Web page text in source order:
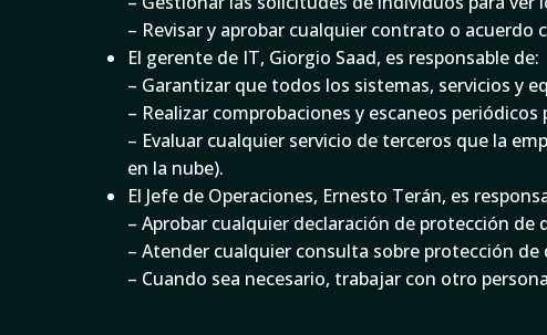
– Revisar y aprobar cualquier contrato o acuerdo
El gerente de IT, Giorgio Saad, es responsable de:
– Garantizar que todos los sistemas, servicios y
– Realizar comprobaciones y escaneos
– Evaluar cualquier servicio de terceros que la
en la nube).
El Jefe de Operaciones, Ernesto Terán, es
– Aprobar cualquier declaración de protección
– Atender cualquier consulta sobre protección
– Cuando sea necesario, trabajar con otro